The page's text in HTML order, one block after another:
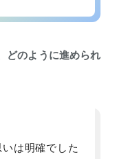
どのように進められ
は明確でした